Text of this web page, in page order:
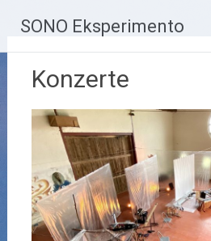
Inhalt
springen
SONO Eksperimento
Konzerte